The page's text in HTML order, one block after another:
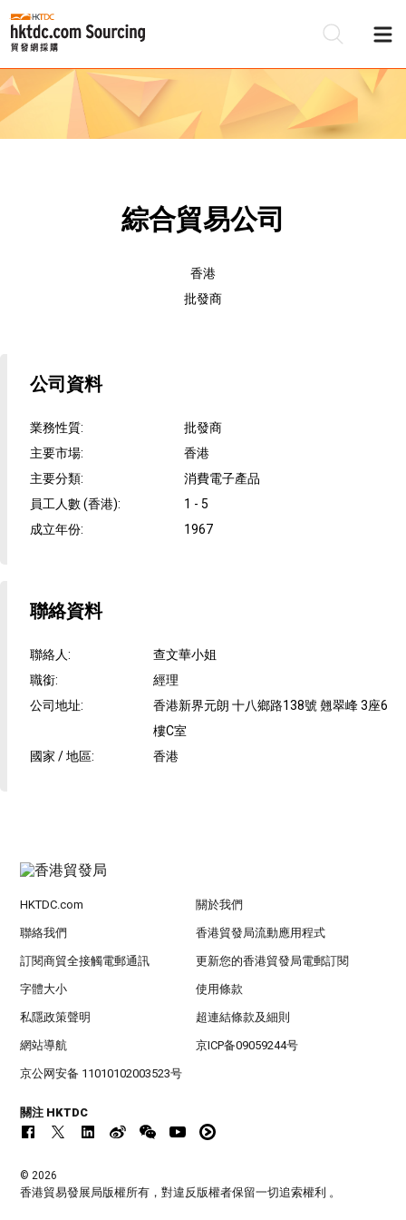
綜合貿易公司
香港
批發商
公司資料
業務性質:
批發商
主要市場:
香港
主要分類:
消費電子產品
員工人數 (香港):
1 - 5
成立年份: 1967
聯絡資料
聯絡人:
查文華小姐
職銜:
經理
公司地址:
香港新界元朗 十八鄉路138號 翹翠峰 3座6
樓C室
國家 / 地區: 香港
HKTDC.com 關於我們
聯絡我們 香港貿發局流動應用程式
訂閱商貿全接觸電郵通訊 更新您的香港貿發局電郵訂閱
字體大小 使用條款
私隱政策聲明 超連結條款及細則
網站導航 京ICP备09059244号
京公网安备 11010102003523号
關注 HKTDC
© 2026
香港貿易發展局版權所有，對違反版權者保留一切追索權利 。